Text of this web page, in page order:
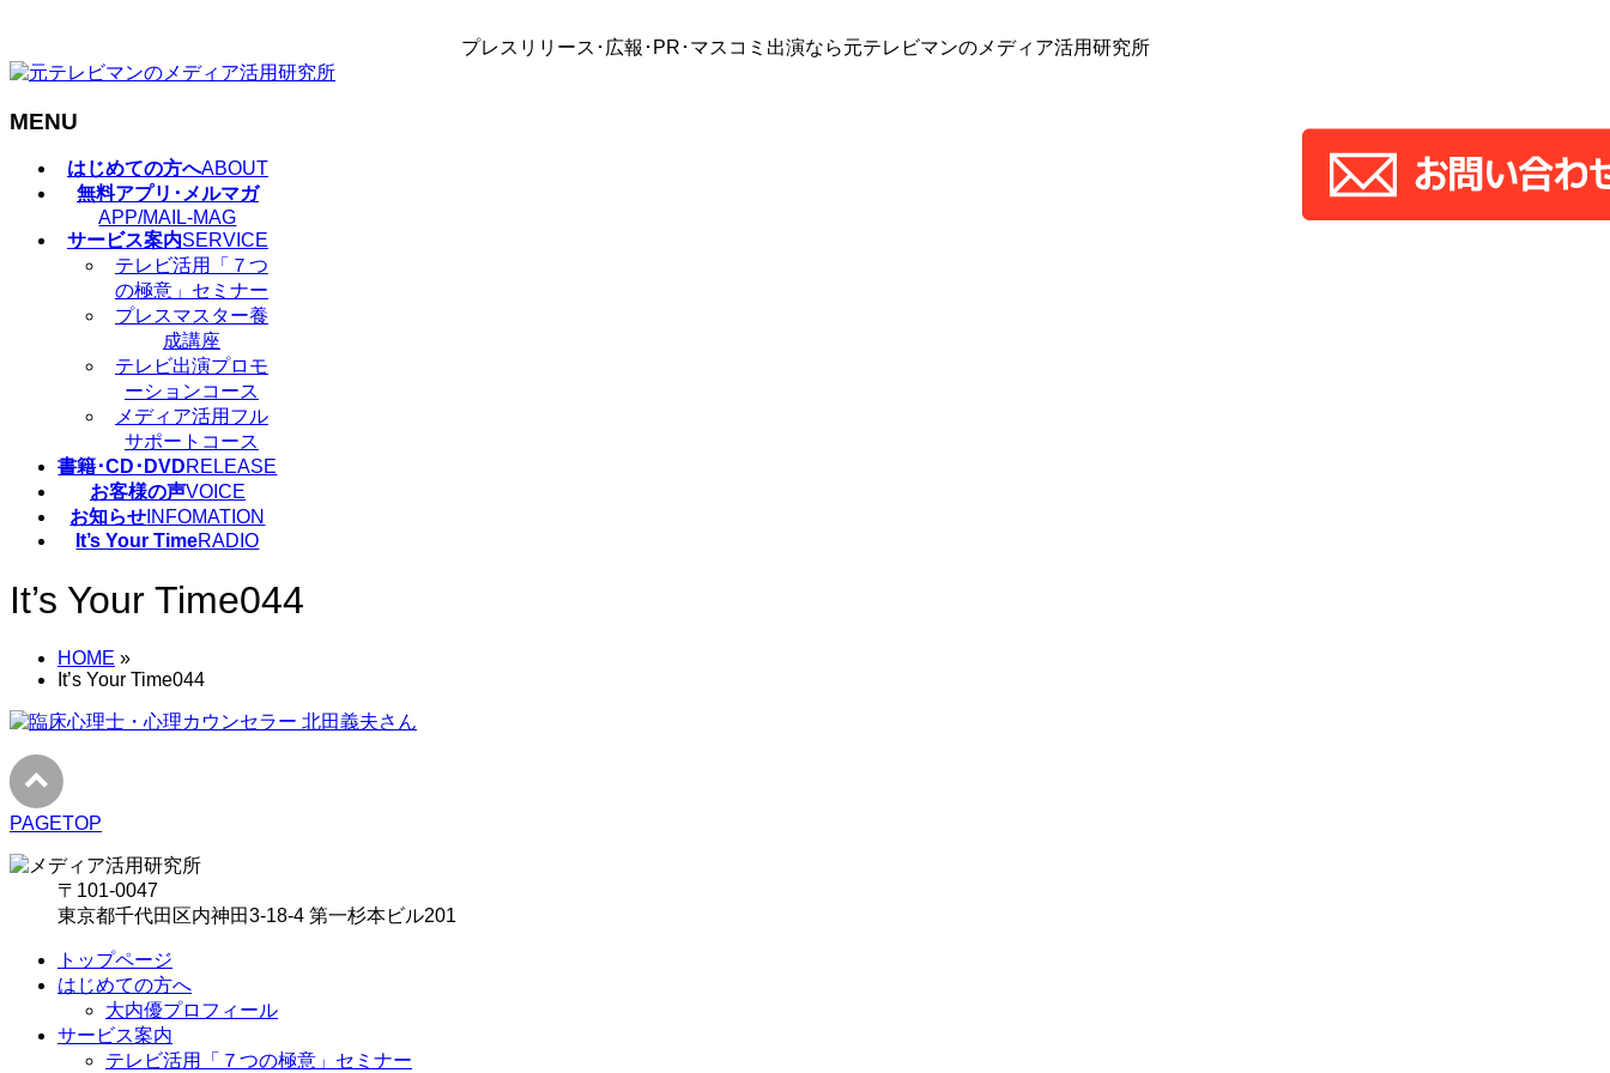
プレスリリース･広報･PR･マスコミ出演なら元テレビマンのメディア活用研究所
MENU
はじめての方へABOUT
無料アプリ･メルマガ
APP/MAIL-MAG
サービス案内SERVICE
テレビ活用「７つ
の極意」セミナー
プレスマスター養
成講座
テレビ出演プロモ
ーションコース
メディア活用フル
サポートコース
書籍･CD･DVDRELEASE
お客様の声VOICE
お知らせ INFOMATION
It’s Your TimeRADIO
It’s Your Time044
HOME »
It’s Your Time044
PAGETOP
〒101-0047
東京都千代田区内神田3-18-4 第一杉本ビル201
トップページ
はじめての方へ
大内優プロフィール
サービス案内
テレビ活用「７つの極意」セミナー